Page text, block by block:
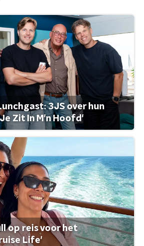
3JS over hun
Zit In M'n Hoofd'
op reis voor het
Life'